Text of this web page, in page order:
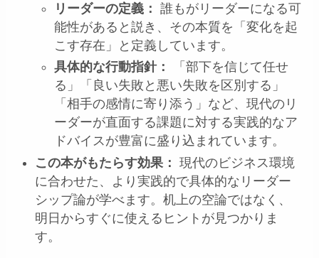
リーダーの定義： 誰もがリーダーになる可
能性があると説き、その本質を「変化を起
こす存在」と定義しています。
具体的な行動指針：
「部下を信じて任せ
る」「良い失敗と悪い失敗を区別する」
「相手の感情に寄り添う」など、現代のリ
ーダーが直面する課題に対する実践的なア
ドバイスが豊富に盛り込まれています。
この本がもたらす効果： 現代のビジネス環境
に合わせた、より実践的で具体的なリーダー
シップ論が学べます。机上の空論ではなく、
明日からすぐに使えるヒントが見つかりま
す。